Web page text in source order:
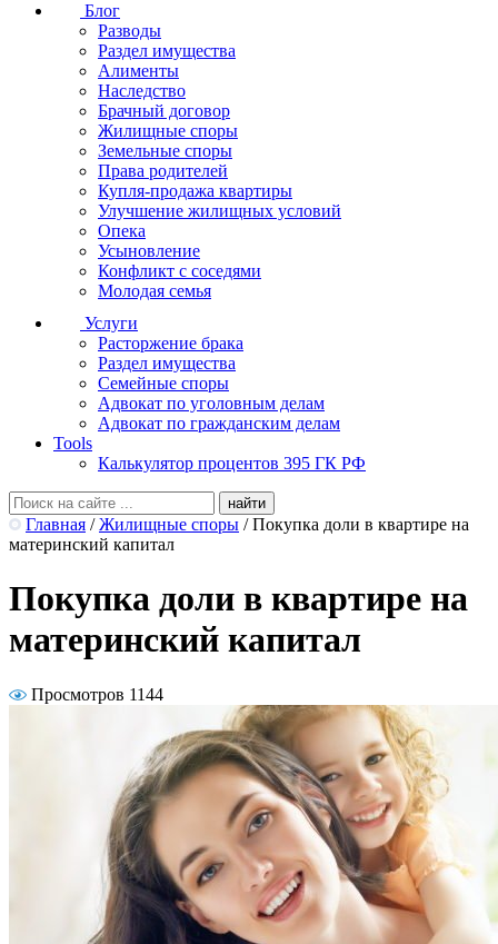
Блог
Разводы
Раздел имущества
Алименты
Наследство
Брачный договор
Жилищные споры
Земельные споры
Права родителей
Купля-продажа квартиры
Улучшение жилищных условий
Опека
Усыновление
Конфликт с соседями
Молодая семья
Услуги
Расторжение брака
Раздел имущества
Семейные споры
Адвокат по уголовным делам
Адвокат по гражданским делам
Tools
Калькулятор процентов 395 ГК РФ
Главная / Жилищные споры / Покупка доли в квартире на
материнский капитал
Покупка доли в квартире на
материнский капитал
Просмотров 1144